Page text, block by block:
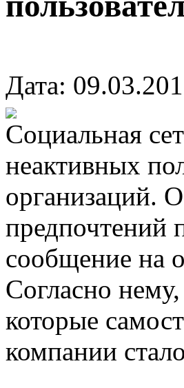
Дата:
Социальная
неактивных
организаций.
предпочтений
сообщение на
Согласно
которые
компании